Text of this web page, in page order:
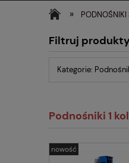
»
Filtruj
Kategorie:
Podnośniki 1
nowość